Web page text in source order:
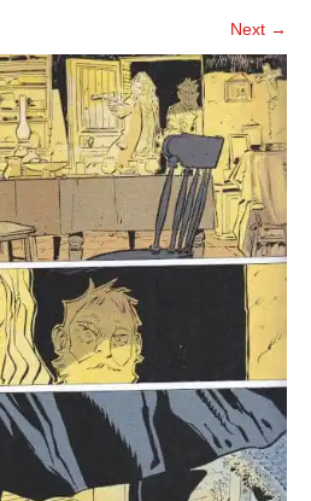
Next →